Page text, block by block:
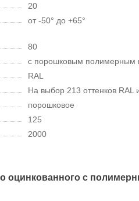
20
от -50° до +65°
80
с порошковым полимерным
RAL
На выбор 213 оттенков RAL
порошковое
125
2000
оцинкованного с